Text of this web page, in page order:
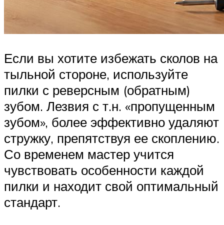
Если вы хотите избежать сколов на
тыльной стороне, используйте
пилки с реверсным (обратным)
зубом. Лезвия с т.н. «пропущенным
зубом», более эффективно удаляют
стружку, препятствуя ее скоплению.
Со временем мастер учится
чувствовать особенности каждой
пилки и находит свой оптимальный
стандарт.